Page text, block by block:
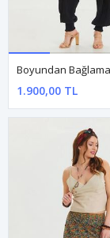
1.900,00 TL